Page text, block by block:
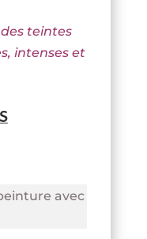
teintes
intenses et
avec